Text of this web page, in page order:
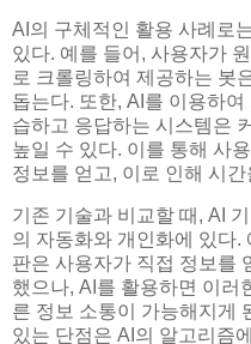
AI의 구체적인 활용 사례로
있다. 예를 들어, 사용자가
로 크롤링하여 제공하는 봇
돕는다. 또한, AI를 이용하
습하고 응답하는 시스템은
높일 수 있다. 이를 통해 사
정보를 얻고, 이로 인해 시
기존 기술과 비교할 때, AI
의 자동화와 개인화에 있다.
판은 사용자가 직접 정보를
했으나, AI를 활용하면 이러
른 정보 소통이 가능해지게
있는 단점은 AI의 알고리즘